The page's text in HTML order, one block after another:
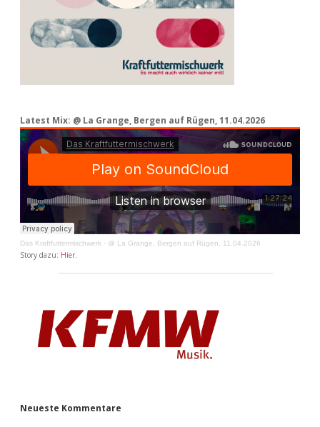
Latest Mix: @ La Grange, Bergen auf Rügen, 11.04.2026
Das Kraftfuttermischwerk · @ La Grange, Bergen auf Rügen, 11.04.2026
Story dazu: Hier
Neueste Kommentare